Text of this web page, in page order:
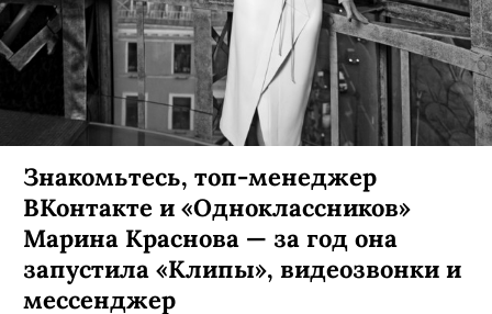
Знакомьтесь, топ-менеджер
ВКонтакте и «Одноклассников»
Марина Краснова — за год она